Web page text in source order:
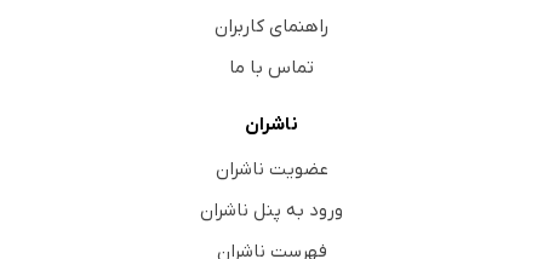
راهنمای کاربران
تماس با ما
ناشران
عضویت ناشران
ورود به پنل ناشران
فهرست ناشران